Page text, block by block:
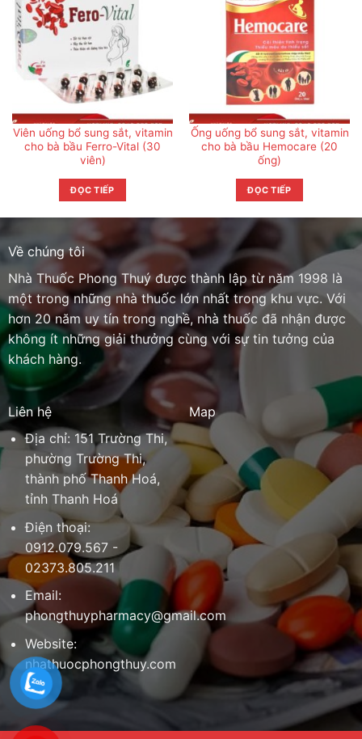
Viên uống bổ sung sắt, vitamin
cho bà bầu Ferro-Vital (30
viên)
ĐỌC TIẾP
Ống uống bổ sung sắt, vitamin
cho bà bầu Hemocare (20
ống)
ĐỌC TIẾP
Về chúng tôi
Nhà Thuốc Phong Thuý được thành lập từ năm 1998 là
một trong những nhà thuốc lớn nhất trong khu vực. Với
hơn 20 năm uy tín trong nghề, nhà thuốc đã nhận được
không ít những giải thưởng cùng với sự tin tưởng của
khách hàng.
Liên hệ
Địa chỉ: 151 Trường Thi,
phường Trường Thi,
thành phố Thanh Hoá,
tỉnh Thanh Hoá
Điện thoại:
0912.079.567 -
02373.805.211
Email:
phongthuypharmacy@gmail.com
Website:
nhathuocphongthuy.com
Map